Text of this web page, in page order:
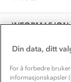
Mar
2025
aktivitet Karin
W.
Mar
2025
INFORMASJON
Presse
OM OSS
Personvern
Samarbeide
TIPS OG RÅD
Store størrelser
Turmat
Beredskap
Overnatte
Leirskole 🥾
Din data, ditt
For å forbedre
informasjonskapsler